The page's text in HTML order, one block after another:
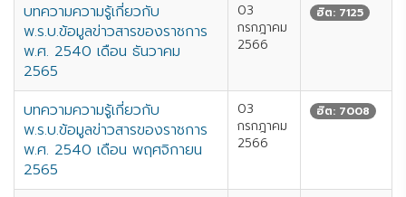
บทความความรู้เกี่ยวกับ
พ.ร.บ.ข้อมูลข่าวสารของราชการ
พ.ศ. 2540 เดือน ธันวาคม
2565
03
กรกฎาคม
2566
ฮิต: 7125
บทความความรู้เกี่ยวกับ
พ.ร.บ.ข้อมูลข่าวสารของราชการ
พ.ศ. 2540 เดือน พฤศจิกายน
2565
03
กรกฎาคม
2566
ฮิต: 7008